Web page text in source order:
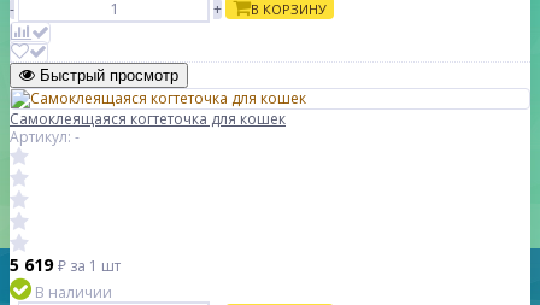
-
+ В КОРЗИНУ
Быстрый просмотр
Самоклеящаяся когтеточка для кошек
Артикул: -
5 619₽ за 1 шт
В наличии